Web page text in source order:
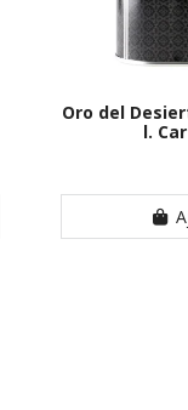
Oro del
l.